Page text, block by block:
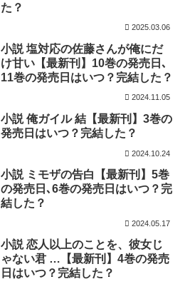
た？
2025.03.06
小説 塩対応の佐藤さんが俺にだ
け甘い【最新刊】10巻の発売日､
11巻の発売日はいつ？完結した？
2024.11.05
小説 俺ガイル 結【最新刊】3巻の
発売日はいつ？完結した？
2024.10.24
小説 ミモザの告白【最新刊】5巻
の発売日､6巻の発売日はいつ？完
結した？
2024.05.17
小説 恋人以上のことを、彼女じ
ゃない君 …【最新刊】4巻の発売
日はいつ？完結した？